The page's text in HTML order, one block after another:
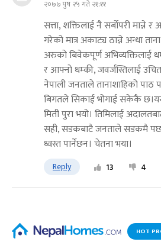
२०७७ पुष २५ गते २१:११
सत्ता, शक्तिलाई नै सर्बोपरी
गरेको मात्र अकाट्य ठान्ने अन्धा
अरुको बिवेकपूर्ण अभिव्यक्तिलाई
र आफ्नो धम्की, जवर्जस्तिलाई
नेपाली जनताले तानाशाहिको पाठ
बिगतले सिकाई भोगाई सकेकै
मिती पुरा भयो। तिमिलाई
सही, सडकबाटै जनताले सडकमै
ध्वस्त पार्नेछन। चेतना भया।
Reply 13 4
HOT